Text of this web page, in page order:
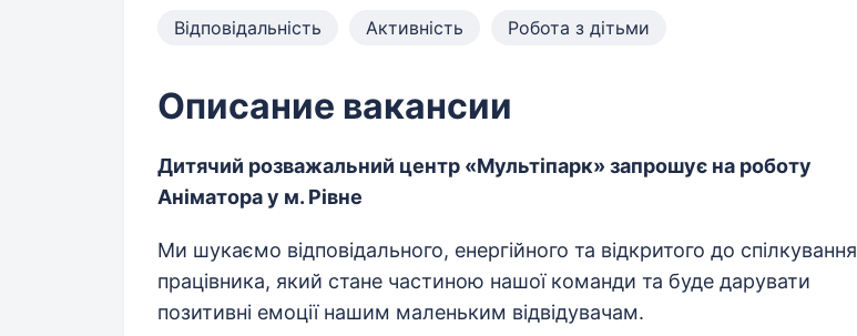
Відповідальність Активність Робота з дітьми
Описание вакансии
Дитячий розважальний центр «Мультіпарк» запрошує на роботу
Аніматора у м. Рівне
Ми шукаємо відповідального, енергійного та відкритого до спілкування
працівника, який стане частиною нашої команди та буде дарувати
позитивні емоції нашим маленьким відвідувачам.